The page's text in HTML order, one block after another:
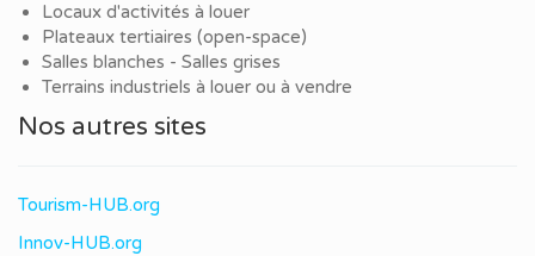
Locaux d'activités à louer
Plateaux tertiaires (open-space)
Salles blanches - Salles grises
Terrains industriels à louer ou à vendre
Nos autres sites
Tourism-HUB.org
Innov-HUB.org